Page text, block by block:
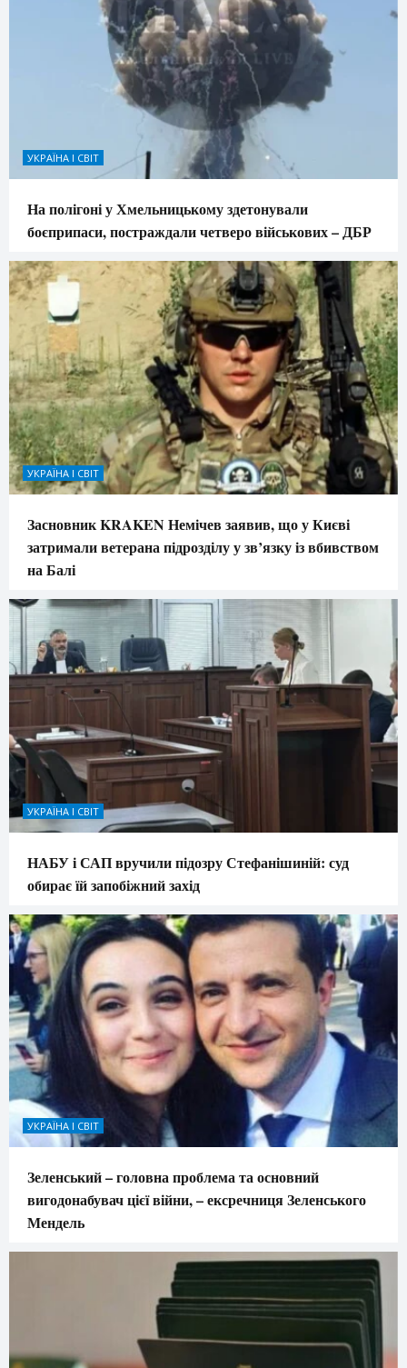
УКРАЇНА І СВІТ
На полігоні у Хмельницькому здетонували
боєприпаси, постраждали четверо військових – ДБР
УКРАЇНА І СВІТ
Засновник KRAKEN Немічев заявив, що у Києві
затримали ветерана підрозділу у зв’язку із вбивством
на Балі
УКРАЇНА І СВІТ
НАБУ і САП вручили підозру Стефанішиній: суд
обирає їй запобіжний захід
УКРАЇНА І СВІТ
Зеленський – головна проблема та основний
вигодонабувач цієї війни, – ексречниця Зеленського
Мендель